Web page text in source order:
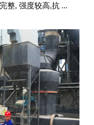
整, 强度较高,抗 ...